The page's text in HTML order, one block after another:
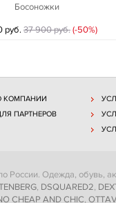
Босоножки
руб.37 900 руб.(-50%)
КОМПАНИИ
ПАРТНЕРОВ
России. Одежда, обувь,
, DSQUARED2,
CHEAP AND CHIC,